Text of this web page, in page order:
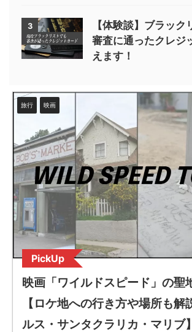
3
【体験談】ブラック
審査に通ったクレジ
えます！
旅行 映画
PickUp
映画「ワイルドスピード」の聖
【ロケ地への行き方や場所も解
ルス・サンタクラリカ・マリブ